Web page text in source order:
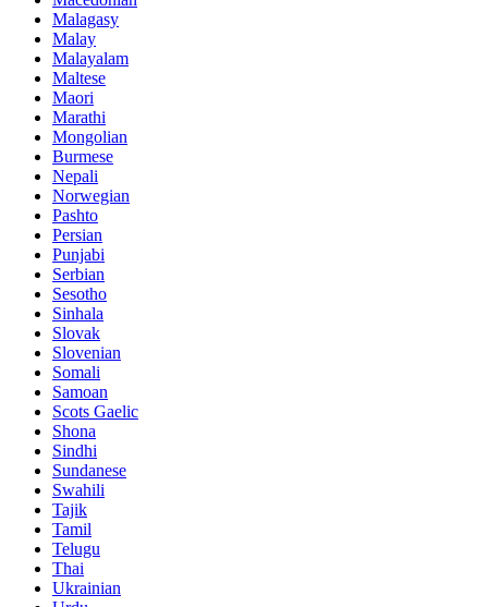
Malagasy
Malay
Malayalam
Maltese
Maori
Marathi
Mongolian
Burmese
Nepali
Norwegian
Pashto
Persian
Punjabi
Serbian
Sesotho
Sinhala
Slovak
Slovenian
Somali
Samoan
Scots Gaelic
Shona
Sindhi
Sundanese
Swahili
Tajik
Tamil
Telugu
Thai
Ukrainian